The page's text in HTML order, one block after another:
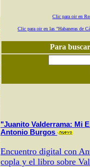
Clic para oir en
Clic para oir en las "Habaneras de
Para
"Juanito Valderrama: Mi
Antonio Burgos
Encuentro digital con
copla y el libro sobre